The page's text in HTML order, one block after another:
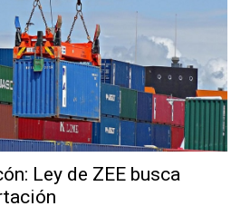
Ley de ZEE busca